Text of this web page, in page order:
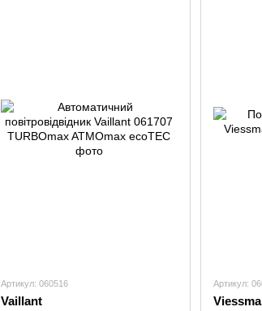
Артикул: 060516
Vaillant
Артикул: